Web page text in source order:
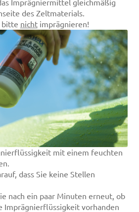
Imprägniermittel gleichmäßig
des Zeltmaterials.
bitte nichtimprägnieren!
mit einem feuchten
dass Sie keine Stellen
nach ein paar Minuten erneut, ob
Imprägnierflüssigkeit vorhanden